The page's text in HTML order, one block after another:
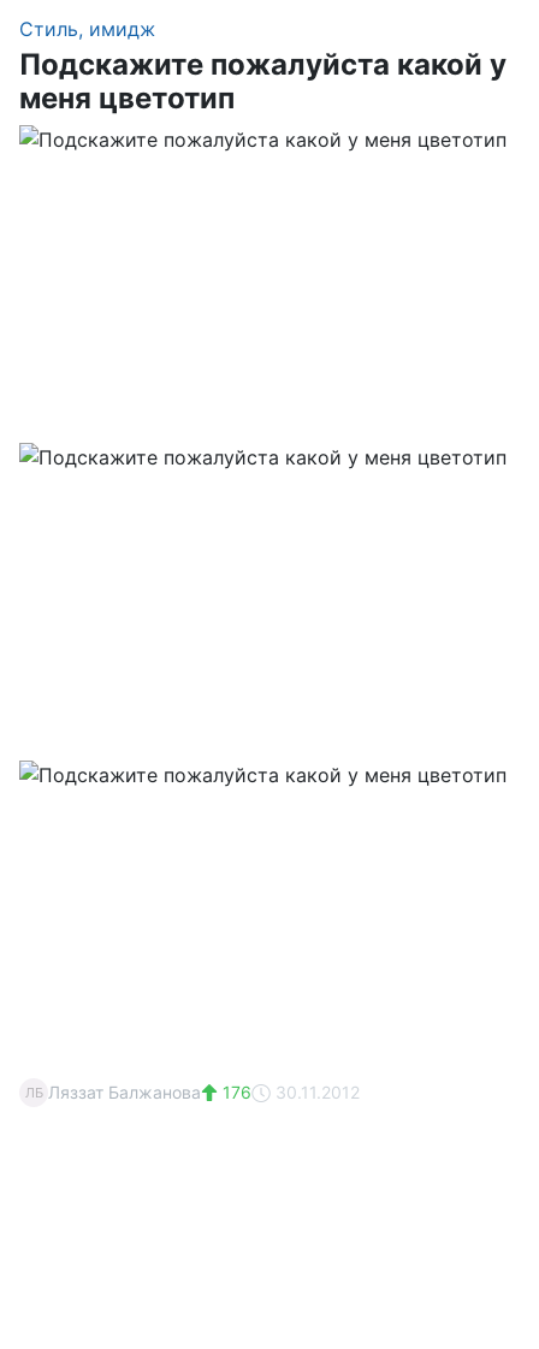
Стиль, имидж
Подскажите пожалуйста какой у
меня цветотип
ЛБ Ляззат Балжанова 176 30.11.2012